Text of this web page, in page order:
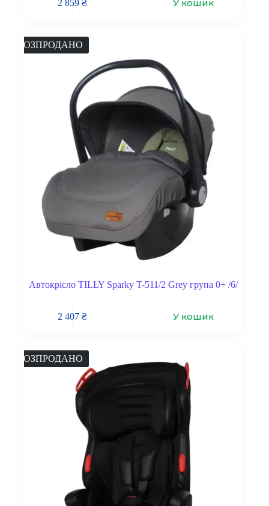
2 859₴ У кошик
РОЗПРОДАНО
Автокрісло TILLY Sparky T-511/2 Grey група 0+ /6/
2 407₴ У кошик
РОЗПРОДАНО